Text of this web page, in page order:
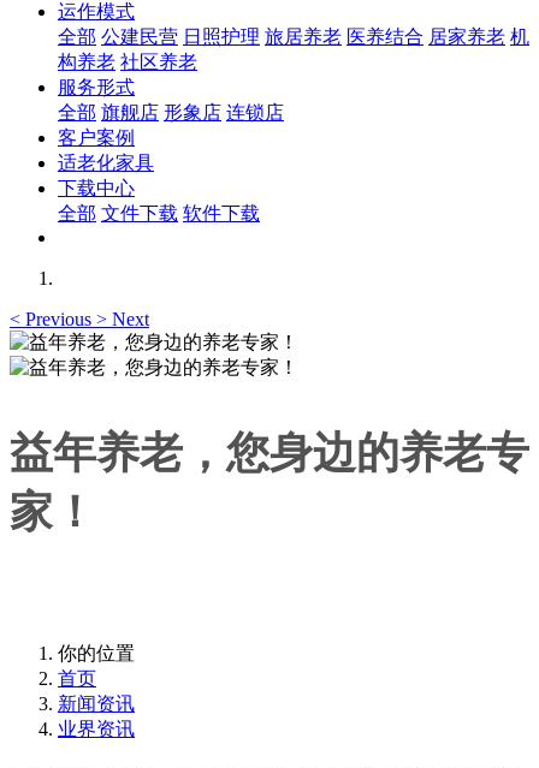
运作模式
全部 公建民营 日照护理 旅居养老 医养结合 居家养老 机
构养老 社区养老
服务形式
全部 旗舰店 形象店 连锁店
客户案例
适老化家具
下载中心
全部 文件下载 软件下载
< Previous > Next
益年养老，您身边的养老专
家！
你的位置
首页
新闻资讯
业界资讯